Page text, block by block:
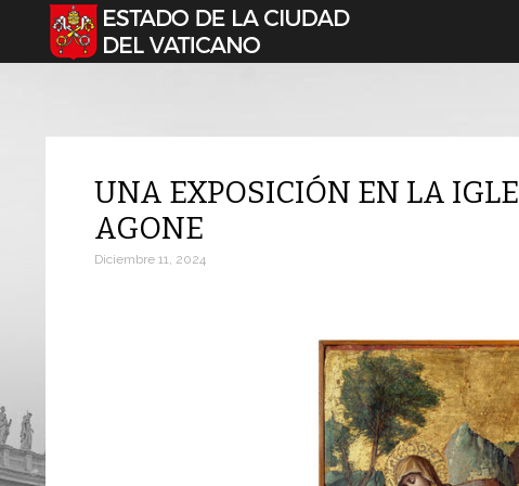
Seleccione su idioma
UNA EXPOSICIÓN EN LA
AGONE
Diciembre 11, 2024